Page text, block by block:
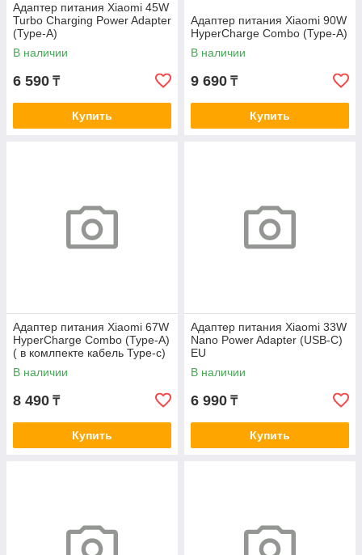
Адаптер питания Xiaomi 45W
Turbo Charging Power Adapter
(Type-A)
В наличии
6 590 ₸
Купить
Адаптер питания Xiaomi 90W
HyperCharge Combo (Type-A)
В наличии
9 690 ₸
Купить
Адаптер питания Xiaomi 67W
HyperCharge Combo (Type-A)
( в комлпекте кабель Type-c)
В наличии
8 490 ₸
Купить
Адаптер питания Xiaomi 33W
Nano Power Adapter (USB-C)
EU
В наличии
6 990 ₸
Купить